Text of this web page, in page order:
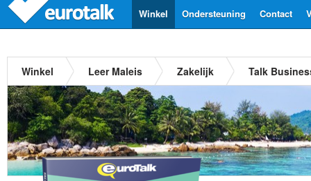
Contact
Ondersteuning
Winkel
Winkel Leer Maleis Zakelijk Talk